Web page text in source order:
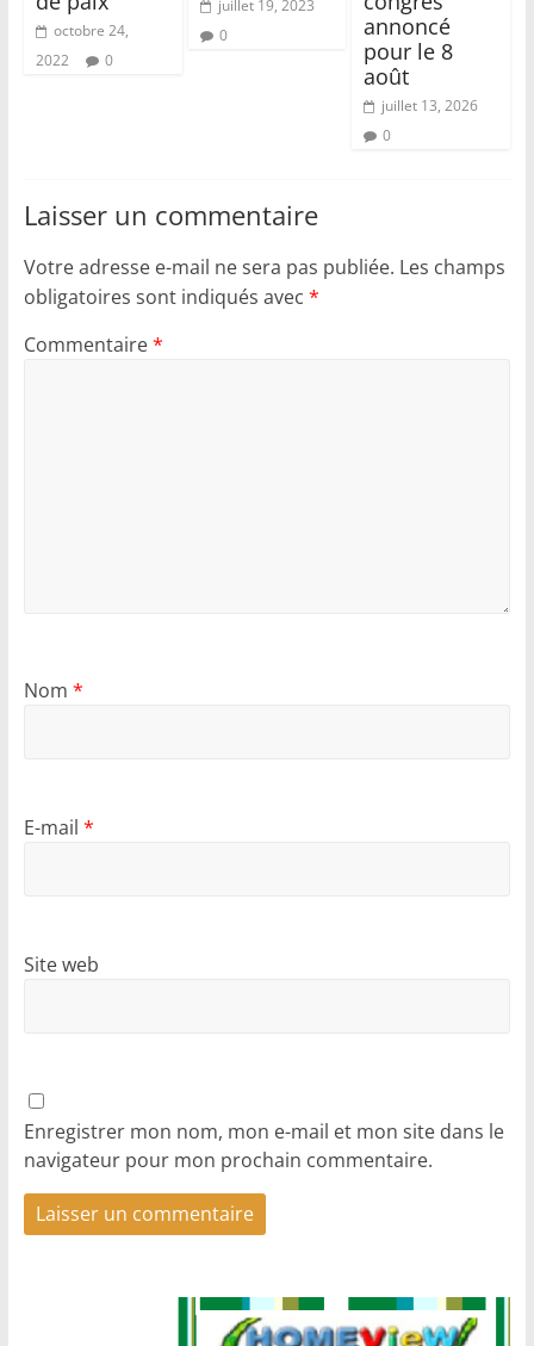
octobre 24,
2022
0
juillet 19, 2023
0
annoncé
pour le 8
août
juillet 13, 2026
0
Laisser un commentaire
Votre adresse e-mail ne sera pas publiée. Les champs
obligatoires sont indiqués avec *
Commentaire*
Nom *
E-mail *
Site web
Enregistrer mon nom, mon e-mail et mon site dans le
navigateur pour mon prochain commentaire.